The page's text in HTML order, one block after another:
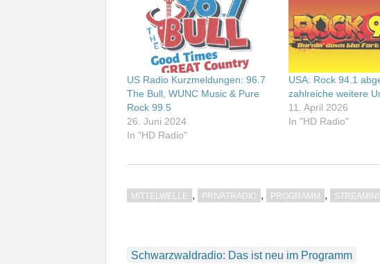
US Radio Kurzmeldungen: 96.7
The Bull, WUNC Music & Pure
Rock 99.5
26. Juni 2024
In "HD Radio"
USA: Rock 94.1
zahlreiche weitere
11. April 2026
In "HD Radio"
MITTELWELLE , PRIVATRADIO , PROGRAMM ,
Beitragsnavigation
Schwarzwaldradio: Das ist neu im Programm